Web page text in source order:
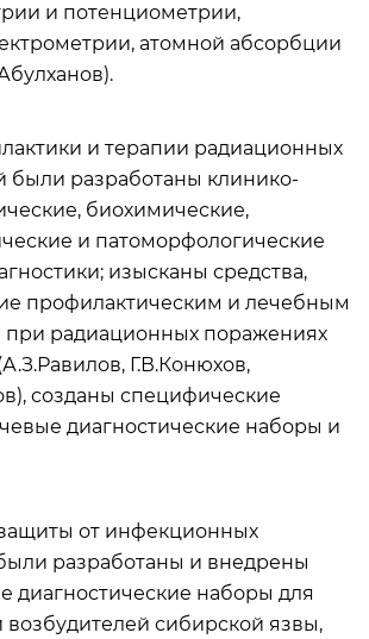
и потенциометрии,
атомной абсорбции
и терапии радиационных
были разработаны клинико-
биохимические,
и патоморфологические
изысканы средства,
профилактическим и лечебным
при радиационных поражениях
Г.В.Конюхов,
созданы специфические
диагностические наборы и
от инфекционных
разработаны и внедрены
диагностические наборы для
возбудителей сибирской язвы,